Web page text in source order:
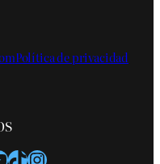
Política de privacidad
TikTok
Instagram